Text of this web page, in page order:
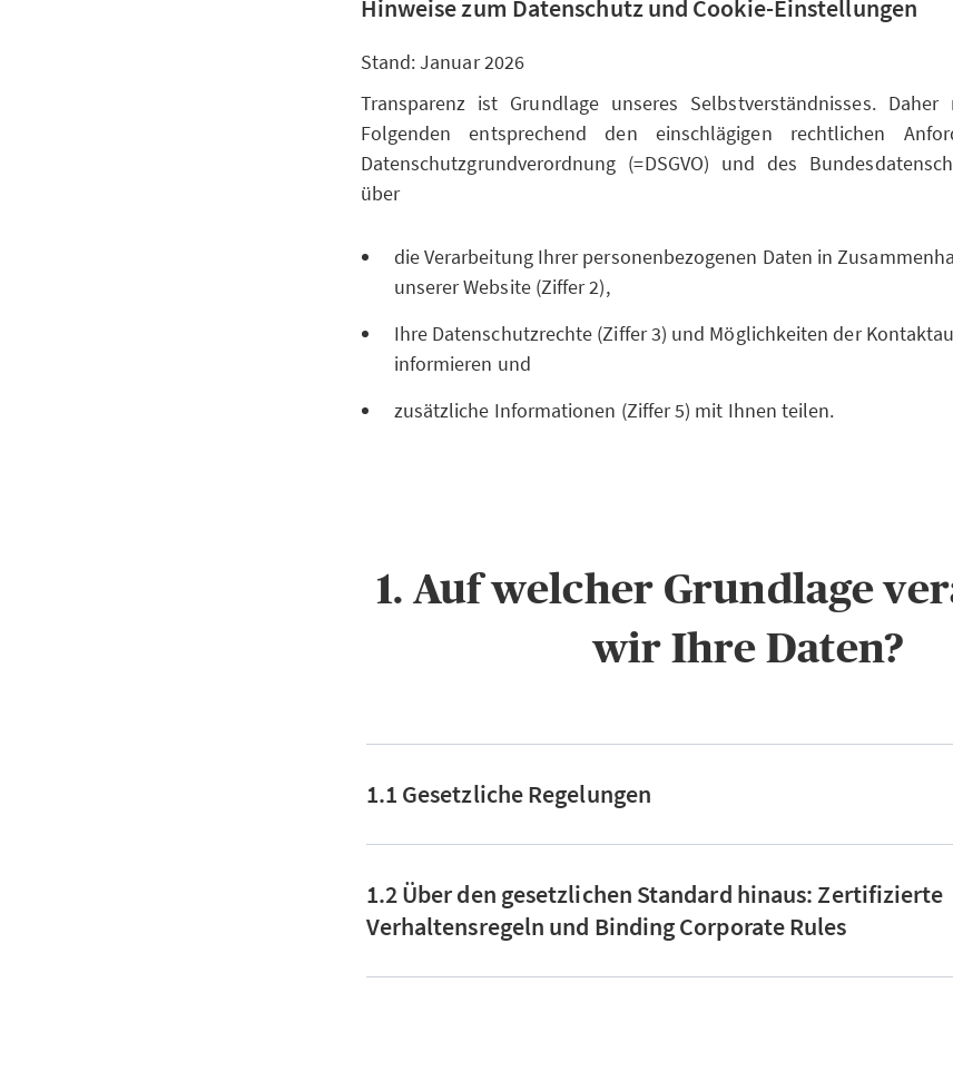
Hinweise zum Datenschutz und Cookie-Einstellungen
Stand: Januar 2026
Transparenz ist Grundlage unseres Selbstverständnisses.
Folgenden entsprechend den einschlägigen rechtlichen
Datenschutzgrundverordnung (=DSGVO) und des
über
die Verarbeitung Ihrer personenbezogenen Daten in
unserer Website (Ziffer 2),
Ihre Datenschutzrechte (Ziffer 3) und Möglichkeiten der
informieren und
zusätzliche Informationen (Ziffer 5) mit Ihnen teilen.
1. Auf welcher Grundlage
wir Ihre Daten?
1.1 Gesetzliche Regelungen
1.2 Über den gesetzlichen Standard hinaus: Zertifizierte
Verhaltensregeln und Binding Corporate Rules